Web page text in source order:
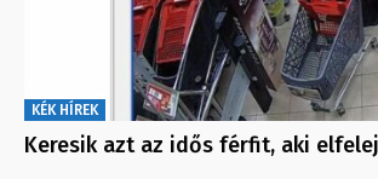
KÉK HÍREK
Keresik azt az idős férfit, aki